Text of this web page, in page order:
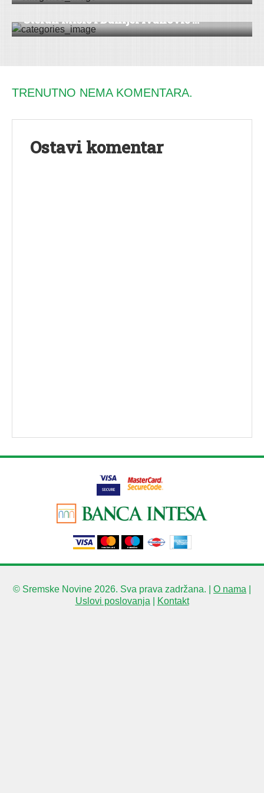
Stefan Mišić i Danijel Ivanović ...
TRENUTNO NEMA KOMENTARA.
Ostavi komentar
© Sremske Novine 2026. Sva prava zadržana. | O nama
Uslovi poslovanja| Kontakt